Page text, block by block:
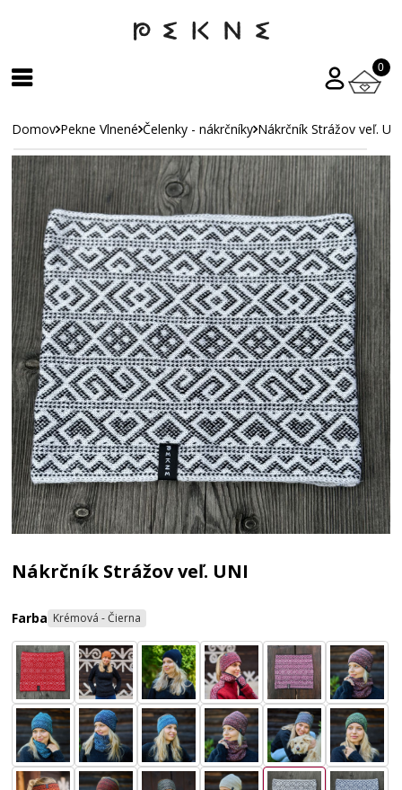
0
Domov Pekne Vlnené Čelenky - nákrčníky Nákrčník Strážov veľ.
Nákrčník Strážov veľ. UNI
Farba Krémová - Čierna